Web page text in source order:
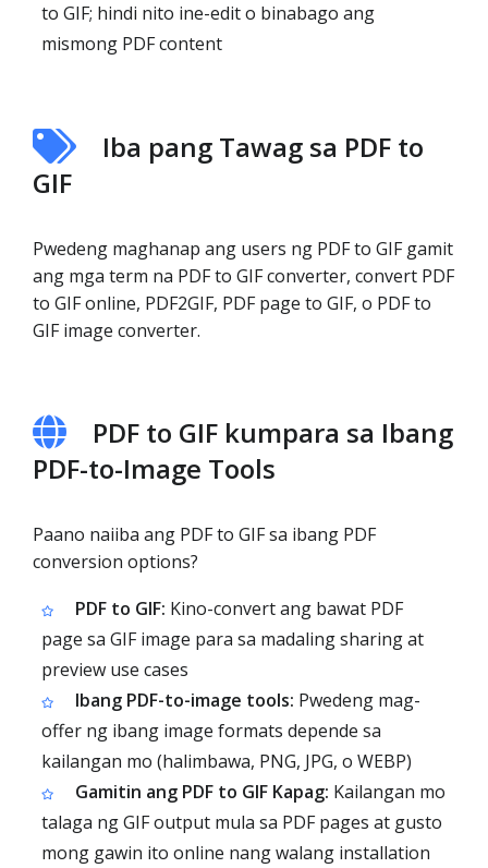
to GIF; hindi nito ine-edit o binabago ang
mismong PDF content
Iba pang Tawag sa PDF to
GIF
Pwedeng maghanap ang users ng PDF to GIF gamit
ang mga term na PDF to GIF converter, convert PDF
to GIF online, PDF2GIF, PDF page to GIF, o PDF to
GIF image converter.
PDF to GIF kumpara sa Ibang
PDF-to-Image Tools
Paano naiiba ang PDF to GIF sa ibang PDF
conversion options?
PDF to GIF: Kino-convert ang bawat PDF
page sa GIF image para sa madaling sharing at
preview use cases
Ibang PDF-to-image tools: Pwedeng mag-
offer ng ibang image formats depende sa
kailangan mo (halimbawa, PNG, JPG, o WEBP)
Gamitin ang PDF to GIF Kapag: Kailangan mo
talaga ng GIF output mula sa PDF pages at gusto
mong gawin ito online nang walang installation